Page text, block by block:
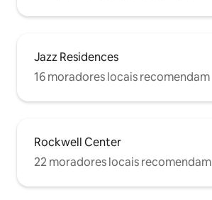
Jazz Residences
16 moradores locais recomendam
Rockwell Center
22 moradores locais recomendam